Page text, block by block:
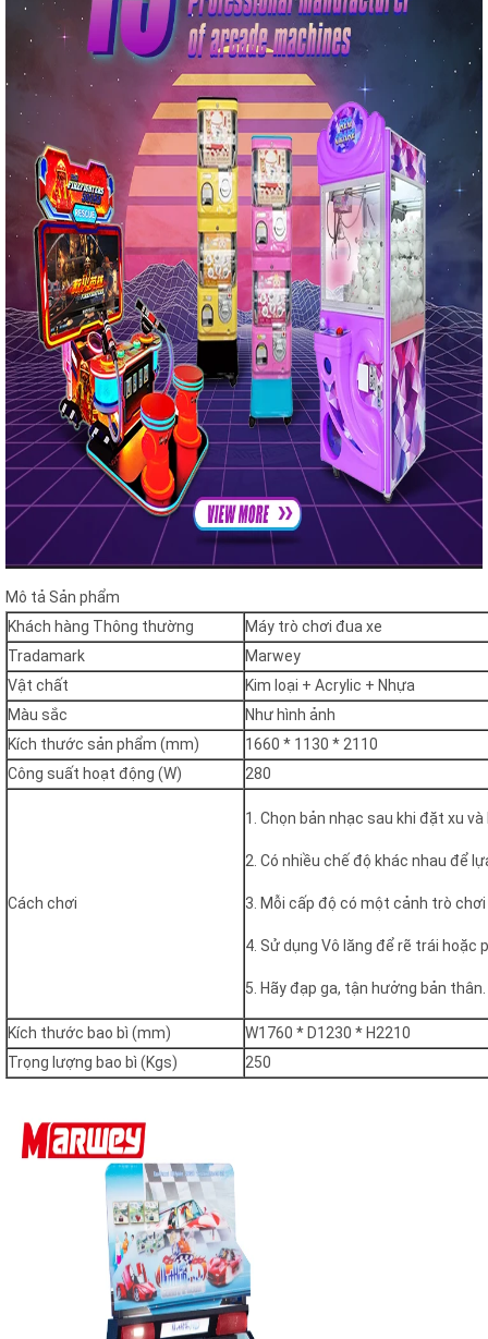
Mô tả Sản phẩm
Khách hàng Thông thường
Máy trò chơi đua xe
Tradamark
Marwey
Vật chất
Kim loại + Acrylic + Nhựa
Màu sắc
Như hình ảnh
Kích thước sản phẩm (mm)
1660 * 1130 * 2110
Công suất hoạt động (W)
280
Cách chơi
1. Chọn bản nhạc sau khi đặt xu
2. Có nhiều chế độ khác nhau để
3. Mỗi cấp độ có một cảnh trò
4. Sử dụng Vô lăng để rẽ trái hoặc
5. Hãy đạp ga, tận hưởng bản thân.
Kích thước bao bì (mm)
W1760 * D1230 * H2210
Trọng lượng bao bì (Kgs)
250